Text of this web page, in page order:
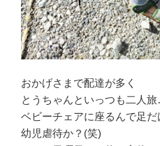
おかげさまで配達が多く
とうちゃんといっつも二人
ベビーチェアに座るんで足
幼児虐待か？(笑)